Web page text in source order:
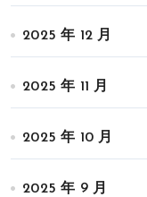
2025 年 12 月
2025 年 11 月
2025 年 10 月
2025 年 9 月